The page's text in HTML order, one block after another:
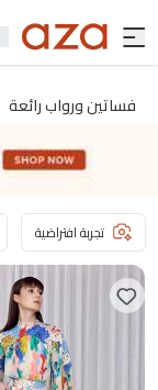
فساتين ورواب رائعة
تجربة افتراضية